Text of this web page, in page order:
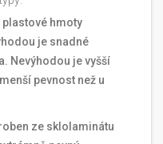
plastové hmoty
je snadné
Nevýhodou je vyšší
pevnost než u
ze sklolaminátu